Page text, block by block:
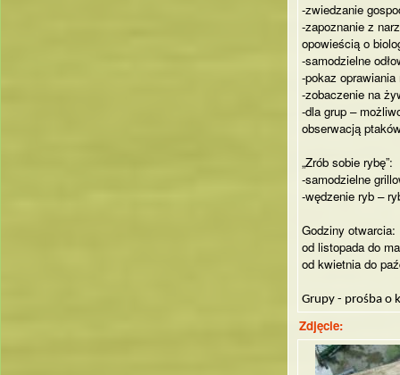
-zwiedzanie
-zapoznanie z
opowieścią o
-samodzielne
-pokaz
-zobaczenie na
-dla grup –
obserwacją
„Zrób sobie rybę”:
-samodzielne
-wędzenie ryb –
Godziny otwarcia:
od listopada do
od kwietnia do
Grupy - prośba o
Zdjęcie: